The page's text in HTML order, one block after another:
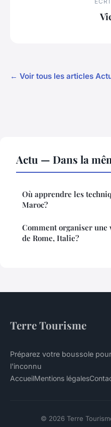
← Voir tous les articles
Actu — Dans la
Où apprendre les
Maroc?
Comment organiser
de Rome, Italie?
Terre Tourisme
Préparez votre boussole
l'inconnu
AccueilMentions légales
© 2026 Terre